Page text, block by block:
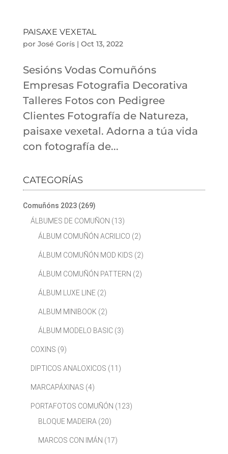
PAISAXE VEXETAL
por José Gorís| Oct 13, 2022
Sesións Vodas Comuñóns
Empresas Fotografia Decorativa
Talleres Fotos con Pedigree
Clientes Fotografía de Natureza,
paisaxe vexetal. Adorna a túa vida
con fotografía de...
CATEGORÍAS
Comuñóns 2023 (269)
ÁLBUMES DE COMUÑON (13)
ÁLBUM COMUÑÓN ACRILICO (2)
ÁLBUM COMUÑÓN MOD KIDS (2)
ÁLBUM COMUÑÓN PATTERN (2)
ÁLBUM LUXE LINE (2)
ALBUM MINIBOOK (2)
ÁLBUM MODELO BASIC (3)
COXINS (9)
DIPTICOS ANALOXICOS (11)
MARCAPÁXINAS (4)
PORTAFOTOS COMUÑÓN (123)
BLOQUE MADEIRA (20)
MARCOS CON IMÁN (17)